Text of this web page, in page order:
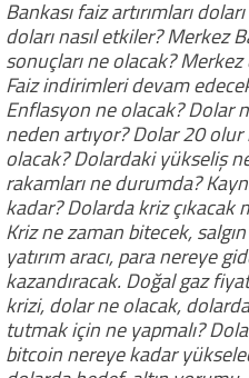
Bankası faiz artırımları
doları nasıl etkiler? Merkez
sonuçları ne olacak?
Faiz indirimleri devam
Enflasyon ne olacak? Dolar
neden artıyor? Dolar 20
olacak? Dolardaki yükseliş
rakamları ne durumda?
kadar? Dolarda kriz çıkacak
Kriz ne zaman bitecek,
yatırım aracı, para nereye
kazandıracak. Doğal gaz
krizi, dolar ne olacak,
tutmak için ne yapmalı?
bitcoin nereye kadar